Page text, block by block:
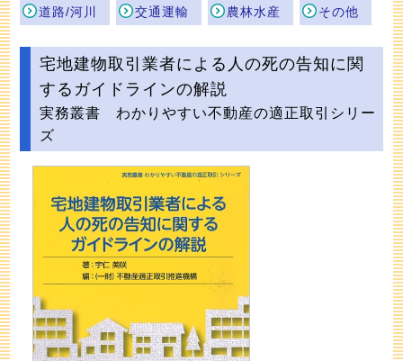
道路/河川 交通運輸 農林水産 その他
宅地建物取引業者による人の死の告知に関
するガイドラインの解説
実務叢書 わかりやすい不動産の適正取引シリー
ズ